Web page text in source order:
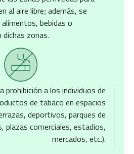
al aire libre; además, se
bebidas o
zonas.
prohibición a los individuos de
de tabaco en espacios
deportivos, parques de
plazas comerciales, estadios,
mercados, etc.).